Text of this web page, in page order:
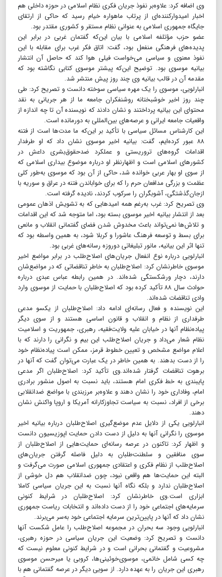
وی اضافه کرد: علاوه‌بر نفوذ جریان فکری نظام اسلامی در حوزه داخلی هم
اخبار امیدوارکننده‌ای از پرتاب ماهواره خیام رسید که حاکی از ارتقای
جایگاه جمهوری اسلامی به عنوانی نظام مستقر و کشوری مقتدر بود.
عضو حزب مؤتلفه اسلامی با بیان این‌که گفتمان غربی در برابر این
پدیده‌های فرهنگی منفعل بود، گفت: اتاق فکر غرب برای مقابله با این
نفوذ معنوی و سیاسی می‌خواست فیلی هوا کند که حاصل آن انتشار
بیانیه موسوی بود. توضیح این‌که پیشتر موسوی کتابی نگاشته بود که
مقدمه آن در قالب بیانیه وی چند روز پیش منتشر شد.
انبارلویی، موسوی را یک مهره سیاسی سوخته دانست و تصریح کرد: طی
چند روز اخیر خوشبختانه روشنفکران جامعه ما از هر جریانی به نقد
محتوای این بیانیه پرداختند و نشان دادند که نویسنده آن تا چه اندازه از
واقعیات جامعه ایرانی و عرصه‌های بین‌المللی به دورمانده است.
این کارشناس مسائل سیاسی با تأکید بر این‌که ما مدت‌ها است از فتنه
۸۸ عبور کرده‌ایم، گفت: بیانیه اخیر موسوی نشان داد که او طرفدار
اقدامات گروه‌های تروریستی و عملکرد ضدحقوق‌بشری داعش در
کشورهای اسلامی است و اظهارنظر او درباره موضوع بیداری اسلامی که
از سوی او بهار عربی خوانده شد، حاکی از آن بود که موسوی به‌طور کلی
عظمت و بزرگی مدافعان حرم را که برای خواباندن فتنه در عراق و سوریه با
ازجان‌گذشتگی، آشوبگران را سرکوب کردند، نادیده گرفته است.
وی تصریح کرد: غرب به‌رغم همه امیدهایی که به تشویش اذهان عمومی
بعد از انتشار بیانیه اخیر موسوی بسته بود، اما متوجه شد که این اقدامات
و تلاش‌ها نمی‌تواند باعث مخدوش شدن فضای گفتمانی انقلاب و مانعی
برای بسط و توسعه فرهنگ عاشورا و کربلا شود، به همین واسطه بود که
تنها اثر این بیانیه، مانور تبلیغاتی دوروزه رسانه‌های غربی بود.
انبارلویی درباره نوع انفعال جریان‌های اصلاح‌طلب در برابر مواضع اخیر
موسوی خاطرنشان کرد: اصلاح‌طلبان به خاطر تناقضاتی که در مواضع‌شان
دارند، دچار ورشکستگی شده‌اند. در همین رابطه عباس عبدی درباره
حوادث سال ۸۸ تأکید کرده بود که اصلاح‌طلبان با حمایت از موسوی وارد
وادی تناقضات شده‌اند.
این نویسنده و فعال رسانه‌ای ادامه داد: اصلاح‌طلبان از یکسو مدعی
طرفداری از نظام و انقلاب و قانون اساسی هستند و از سوی دیگر
پیاده‌نظام آنها در خیابان علیه ولایت‌فقیه، رهبری، جمهوریت و اسلامیت
نظام شعار می‌داد و جریان اصلاح‌طلب این بیم و نگرانی را دارند که با
اعلام مواضع مشخص و تعیین خطوط قرمز، ممکن است پیاده‌نظام خود
را از دست بدهند. به همین خاطر در یک عبارت می‌توان گفت که آنها در
برهوت تناقضات گرفتار شده‌اند.وی تأکید کرد: اصلاح‌طلبان اگر مدعی
پایبندی به خط فکری امام هستند، باید نسبت به اصول منشور برادری
امام، وفاداری خود را نشان دهند و علاوه‌بر مرزبندی با مواضع ضدانقلابی
برخی از افراد، نسبت به سیاست تجاوزکارانه آمریکا و اروپا واکنش نشان
دهند.
انبارلویی یکی از دلایل عدم موضع‌گیری اصلاح‌طلبان درباره بیانیه اخیر
موسوی را نگرانی آنها به دلیل از دست دادن حمایت اپوزیسیون دانست
و اظهار کرد: تاکنون در عرصه رسانه‌ای حمایت‌هایی از اصلاح‌طلبان از
سوی منافقین و سلطنت‌طلبان به دلیل فاصله گرفتن جریان‌های
اصلاح‌طلب از نظام فکری و اعتقادی جمهوری اسلامی صورت می‌گرفت و
البته این حمایت‌ها هم واقعی نبود، چون ضدانقلاب هم دل‌ خوشی از
اصلاح‌طلبان ندارد و بلکه نگاه آنها نسبت به این جریان سیاسی کاملا
ابزاری است.وی خاطرنشان کرد: اصلاح‌طلبان در شرایط کنونی
سرمایه‌های اجتماعی خود را از دست داده‌اند و انتخابات ریاست جمهوری
نشان داد که آنها در پایین‌ترین سرمایه اجتماعی خود به‌سر می‌برند.
انبارلویی وجود سه بحران در مجموعه اصلاح‌طلب را عامل شکست آنها
دانست و تصریح کرد: وضعیت این جریان سیاسی در حوزه رهبری،
مشروعیت و گفتمانی بحرانی است و در شرایط کنونی معلوم نیست که
چه کسی شامل خاتمی، موسوی‌خوئینی‌ها، کروبی یا میرحسن موسوی
رهبری این جریان را به عهده دارد. از سویی دیگر در عرصه گفتمانی هم با